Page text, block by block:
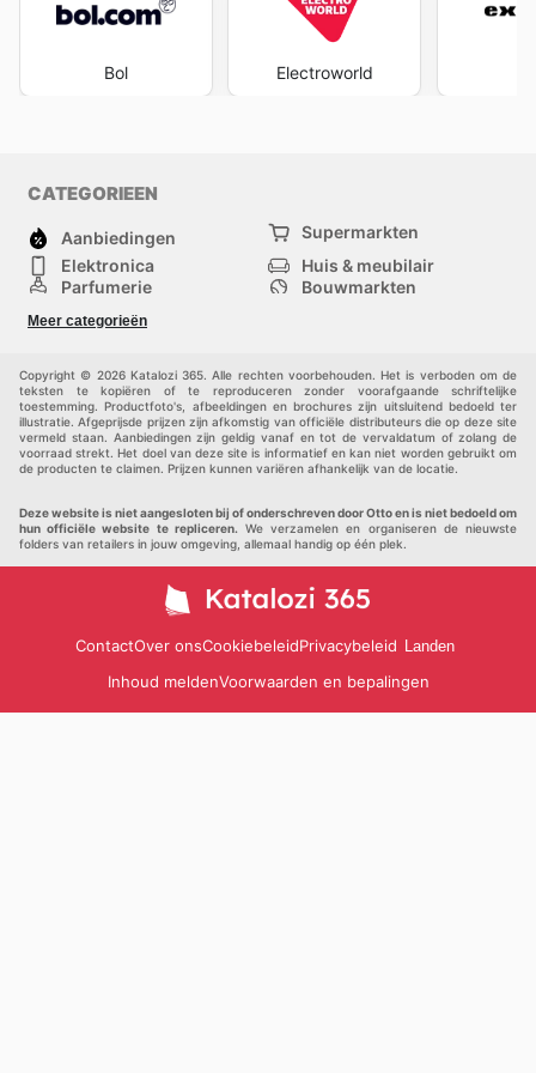
Bol Electroworld
CATEGORIEEN
Aanbiedingen
Supermarkten
Elektronica
Huis & meubilair
Parfumerie
Bouwmarkten
Kinderen
Meer categorieën
Copyright © 2026 Katalozi 365. Alle rechten voorbehouden. Het is verboden om de
teksten te kopiëren of te reproduceren zonder voorafgaande schriftelijke
toestemming. Productfoto's, afbeeldingen en brochures zijn uitsluitend bedoeld ter
illustratie. Afgeprijsde prijzen zijn afkomstig van officiële distributeurs die op deze site
vermeld staan. Aanbiedingen zijn geldig vanaf en tot de vervaldatum of zolang de
voorraad strekt. Het doel van deze site is informatief en kan niet worden gebruikt om
de producten te claimen. Prijzen kunnen variëren afhankelijk van de locatie.
Deze website is niet aangesloten bij of onderschreven door Otto en is niet bedoeld om
hun officiële website te repliceren. We verzamelen en organiseren de nieuwste
folders van retailers in jouw omgeving, allemaal handig op één plek.
ContactOver onsCookiebeleidPrivacybeleid Landen
Inhoud meldenVoorwaarden en bepalingen